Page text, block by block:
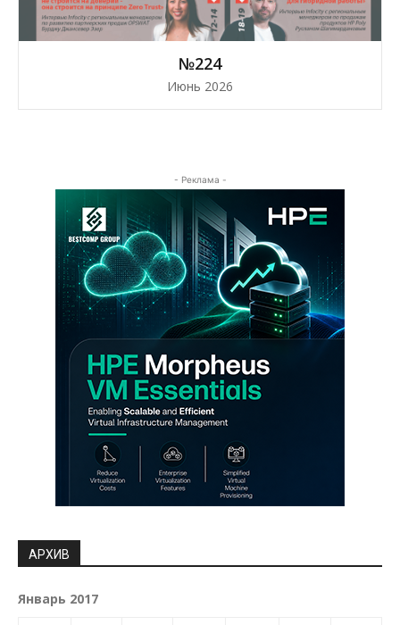
№224
Июнь 2026
- Реклама -
АРХИВ
Январь 2017